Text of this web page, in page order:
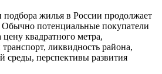
жилья в России продолжает
потенциальные покупатели
квадратного метра,
ликвидность района,
среды, перспективы развития